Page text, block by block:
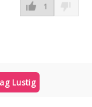
1
Lustig